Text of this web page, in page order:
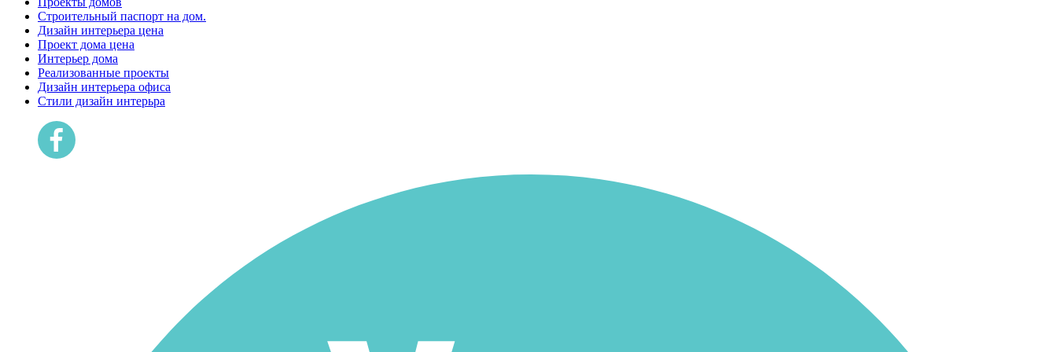
Строительный паспорт на дом.
Дизайн интерьера цена
Проект дома цена
Интерьер дома
Реализованные проекты
Дизайн интерьера офиса
Cтили дизайн интерьра